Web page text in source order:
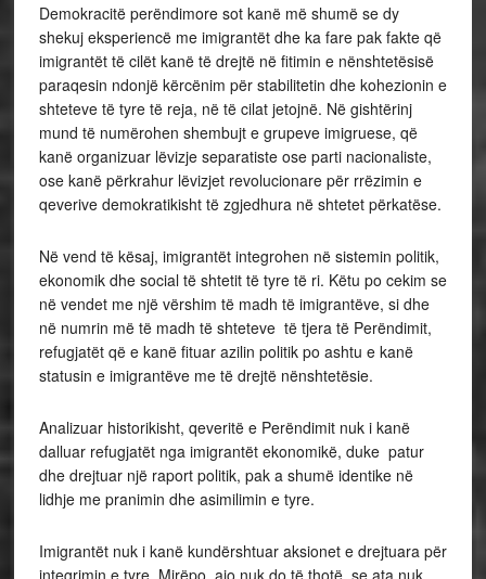
Demokracitë perëndimore sot kanë më shumë se dy
shekuj eksperiencë me imigrantët dhe ka fare pak fakte që
imigrantët të cilët kanë të drejtë në fitimin e nënshtetësisë
paraqesin ndonjë kërcënim për stabilitetin dhe kohezionin e
shteteve të tyre të reja, në të cilat jetojnë. Në gishtërinj
mund të numërohen shembujt e grupeve imigruese, që
kanë organizuar lëvizje separatiste ose parti nacionaliste,
ose kanë përkrahur lëvizjet revolucionare për rrëzimin e
qeverive demokratikisht të zgjedhura në shtetet përkatëse.
Në vend të kësaj, imigrantët integrohen në sistemin politik,
ekonomik dhe social të shtetit të tyre të ri. Këtu po cekim se
në vendet me një vërshim të madh të imigrantëve, si dhe
në numrin më të madh të shteteve të tjera të Perëndimit,
refugjatët që e kanë fituar azilin politik po ashtu e kanë
statusin e imigrantëve me të drejtë nënshtetësie.
Analizuar historikisht, qeveritë e Perëndimit nuk i kanë
dalluar refugjatët nga imigrantët ekonomikë, duke patur
dhe drejtuar një raport politik, pak a shumë identike në
lidhje me pranimin dhe asimilimin e tyre.
Imigrantët nuk i kanë kundërshtuar aksionet e drejtuara për
integrimin e tyre. Mirëpo, ajo nuk do të thotë, se ata nuk